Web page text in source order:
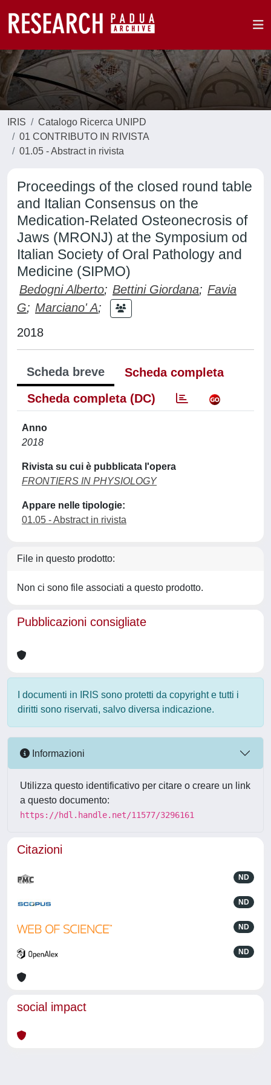
IRIS
Catalogo Ricerca UNIPD
01 CONTRIBUTO IN RIVISTA
01.05 - Abstract in rivista
Proceedings of the closed round table
and Italian Consensus on the
Medication-Related Osteonecrosis of
Jaws (MRONJ) at the Symposium od
Italian Society of Oral Pathology and
Medicine (SIPMO)
Bedogni Alberto; Bettini Giordana; Favia
G; Marciano' A;
2018
Scheda breve
Scheda completa
Scheda completa (DC)
Anno
2018
Rivista su cui è pubblicata l'opera
FRONTIERS IN PHYSIOLOGY
Appare nelle tipologie:
01.05 - Abstract in rivista
File in questo prodotto:
Non ci sono file associati a questo prodotto.
Pubblicazioni consigliate
I documenti in IRIS sono protetti da copyright e tutti i
diritti sono riservati, salvo diversa indicazione.
Informazioni
Utilizza questo identificativo per citare o creare un link
a questo documento:
https://hdl.handle.net/11577/3296161
Citazioni
ND
ND
ND
ND
social impact